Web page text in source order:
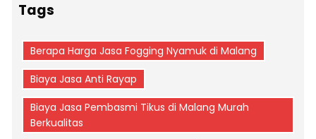
Tags
Berapa Harga Jasa Fogging Nyamuk di Malang
Biaya Jasa Anti Rayap
Biaya Jasa Pembasmi Tikus di Malang Murah
Berkualitas